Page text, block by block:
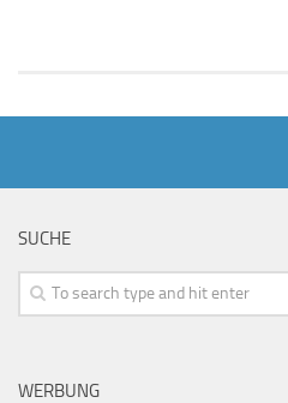
SUCHE
WERBUNG